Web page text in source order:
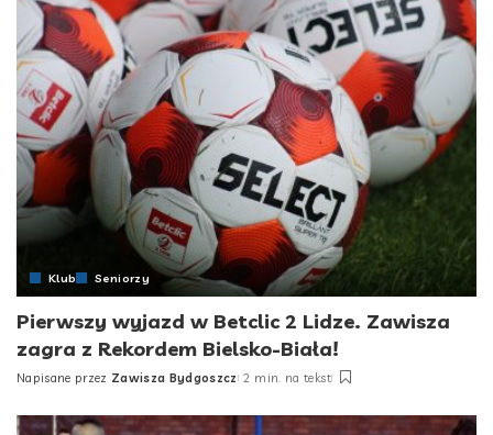
Klub Seniorzy
Pierwszy wyjazd w Betclic 2 Lidze. Zawisza
zagra z Rekordem Bielsko-Biała!
Posted
Napisane przez Zawisza Bydgoszcz 2 min. na tekst